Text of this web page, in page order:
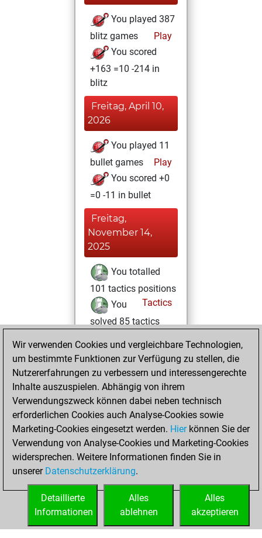
You played 387
blitz games
Play
You scored
+163 =10 -214 in
blitz
Freitag, April 10,
2026
You played 11
bullet games
Play
You scored +0
=0 -11 in bullet
Freitag,
November 14,
2025
You totalled
101 tactics positions
Tactics
You
solved 85 tactics
You achieved
an Elo of 2128 in
tactics positions
Samstag, Februar
1, 2025
You played 2
slow games
Play
You scored +1
=0 -1 in slow games
Wir verwenden Cookies und vergleichbare Technologien,
um bestimmte Funktionen zur Verfügung zu stellen, die
Nutzererfahrungen zu verbessern und interessengerechte
Inhalte auszuspielen. Abhängig von ihrem
Verwendungszweck können dabei neben technisch
erforderlichen Cookies auch Analyse-Cookies sowie
Marketing-Cookies eingesetzt werden. Hierkönnen Sie der
Verwendung von Analyse-Cookies und Marketing-Cookies
widersprechen. Weitere Informationen finden Sie in
unserer Datenschutzerklärung.
Alles
akzeptieren
Alles
ablehnen
Detaillierte
Informationen